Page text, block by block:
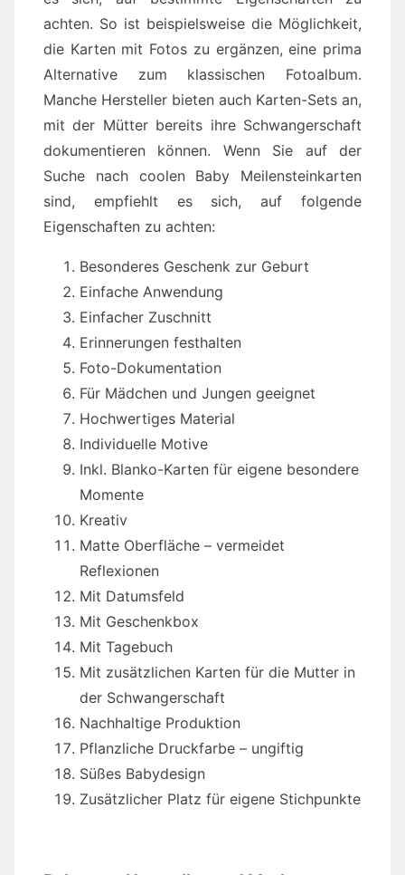
achten. So ist beispielsweise die Möglichkeit,
die Karten mit Fotos zu ergänzen, eine prima
Alternative zum klassischen Fotoalbum.
Manche Hersteller bieten auch Karten-Sets an,
mit der Mütter bereits ihre Schwangerschaft
dokumentieren können. Wenn Sie auf der
Suche nach coolen Baby Meilensteinkarten
sind, empfiehlt es sich, auf folgende
Eigenschaften zu achten:
Besonderes Geschenk zur Geburt
Einfache Anwendung
Einfacher Zuschnitt
Erinnerungen festhalten
Foto-Dokumentation
Für Mädchen und Jungen geeignet
Hochwertiges Material
Individuelle Motive
Inkl. Blanko-Karten für eigene besondere
Momente
Kreativ
Matte Oberfläche – vermeidet
Reflexionen
Mit Datumsfeld
Mit Geschenkbox
Mit Tagebuch
Mit zusätzlichen Karten für die Mutter in
der Schwangerschaft
Nachhaltige Produktion
Pflanzliche Druckfarbe – ungiftig
Süßes Babydesign
Zusätzlicher Platz für eigene Stichpunkte